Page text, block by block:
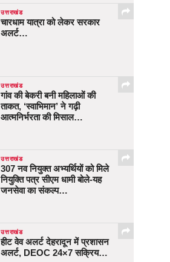
उत्तराखंड
चारधाम यात्रा को लेकर सरकार
अलर्ट…
उत्तराखंड
गांव की बेकरी बनी महिलाओं की
ताकत, ‘स्वाभिमान’ ने गढ़ी
आत्मनिर्भरता की मिसाल…
उत्तराखंड
307 नव नियुक्त अभ्यर्थियों को मिले
नियुक्ति पत्र सीएम धामी बोले-यह
जनसेवा का संकल्प…
उत्तराखंड
हीट वेव अलर्ट देहरादून में प्रशासन
अलर्ट, DEOC 24×7 सक्रिय…